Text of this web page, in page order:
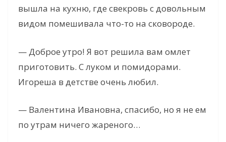
вышла на кухню, где свекровь с довольным
видом помешивала что-то на сковороде.
— Доброе утро! Я вот решила вам омлет
приготовить. С луком и помидорами.
Игореша в детстве очень любил.
— Валентина Ивановна, спасибо, но я не ем
по утрам ничего жареного…